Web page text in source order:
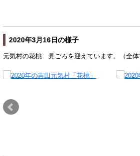
2020年3月16日の様子
元気村の花桃 見ごろを迎えています。（全体